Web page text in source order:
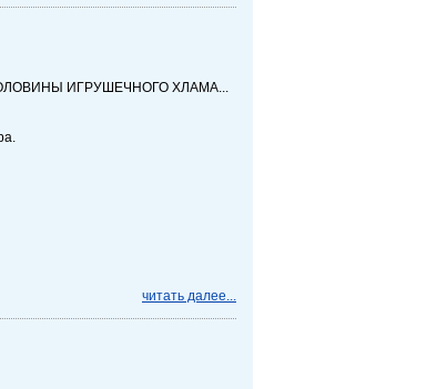
ИГРУШЕЧНОГО ХЛАМА...
читать далее...